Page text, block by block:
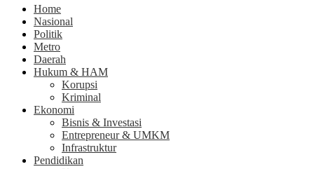
Home
Nasional
Politik
Metro
Daerah
Hukum & HAM
Korupsi
Kriminal
Ekonomi
Bisnis & Investasi
Entrepreneur & UMKM
Infrastruktur
Pendidikan